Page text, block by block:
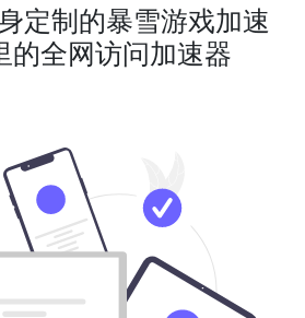
定制的暴雪游戏加速
的全网访问加速器